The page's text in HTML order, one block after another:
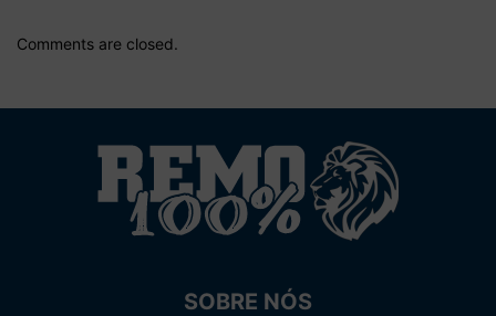
Comments are closed.
SOBRE NÓS